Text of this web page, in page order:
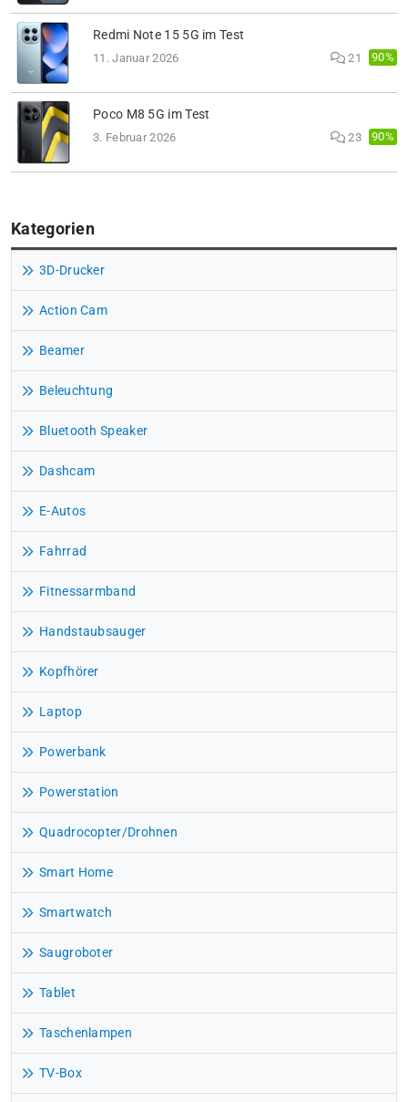
Redmi Note 15 5G im Test
11. Januar 2026 21 90%
Poco M8 5G im Test
3. Februar 2026 23 90%
Kategorien
3D-Drucker
Action Cam
Beamer
Beleuchtung
Bluetooth Speaker
Dashcam
E-Autos
Fahrrad
Fitnessarmband
Handstaubsauger
Kopfhörer
Laptop
Powerbank
Powerstation
Quadrocopter/Drohnen
Smart Home
Smartwatch
Saugroboter
Tablet
Taschenlampen
TV-Box